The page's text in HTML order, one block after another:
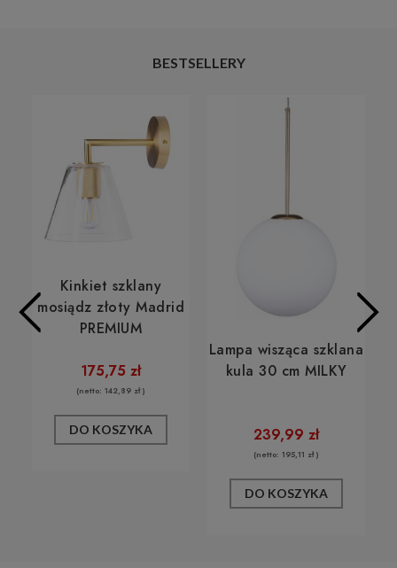
BESTSELLERY
Previous
Kinkiet szklany
mosiądz złoty Madrid
PREMIUM
175,75 zł
(netto: 142,89 zł)
DO KOSZYKA
Lampa wisząca szklana
kula 30 cm MILKY
239,99 zł
(netto: 195,11 zł)
DO KOSZYKA
Next